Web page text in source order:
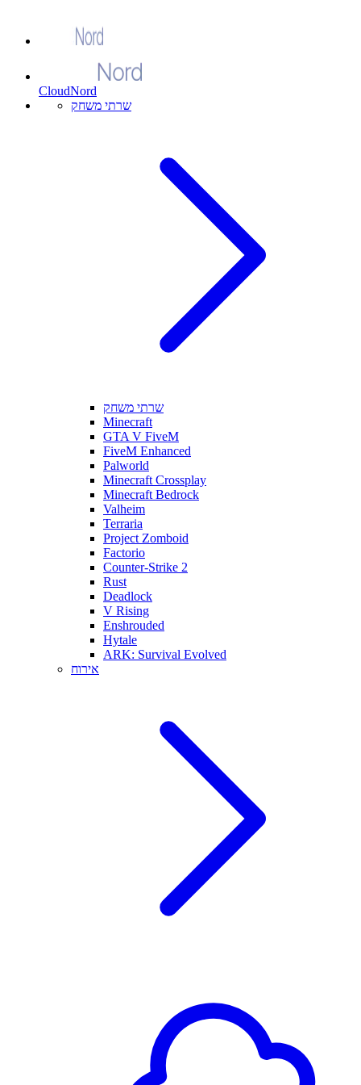
CloudNord
שרתי משחק
שרתי משחק
Minecraft
GTA V FiveM
FiveM Enhanced
Palworld
Minecraft Crossplay
Minecraft Bedrock
Valheim
Terraria
Project Zomboid
Factorio
Counter-Strike 2
Rust
Deadlock
V Rising
Enshrouded
Hytale
ARK: Survival Evolved
אירוח